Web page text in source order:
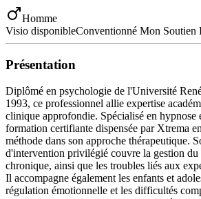
Homme
Visio disponibleConventionné Mon Soutien
Présentation
Diplômé en psychologie de l'Université
1993, ce professionnel allie expertise
clinique approfondie. Spécialisé en hypnose
formation certifiante dispensée par Xtrema
méthode dans son approche thérapeutique.
d'intervention privilégié couvre la gestion du
chronique, ainsi que les troubles liés aux
Il accompagne également les enfants et
régulation émotionnelle et les difficultés